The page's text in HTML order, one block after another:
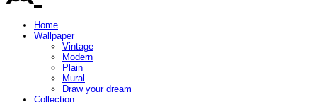
Home
Wallpaper
Vintage
Modern
Plain
Mural
Draw your dream
Collection